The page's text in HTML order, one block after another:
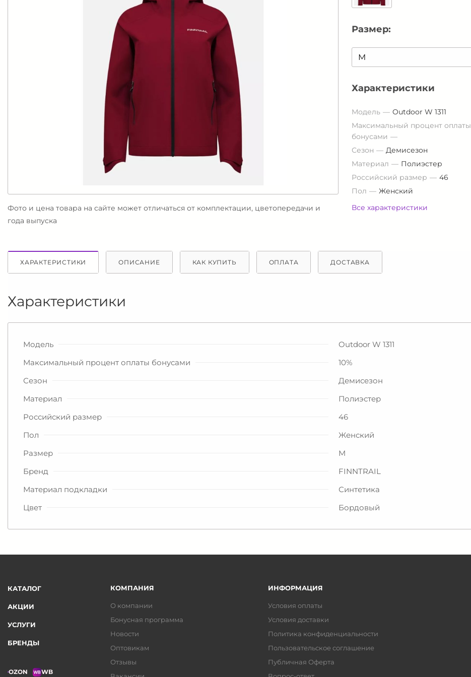
Фото и цена товара на сайте может отличаться от комплектации, цветопередачи и
года выпуска
Размер:
Характеристики
Модель
Outdoor W 1311
Максимальный процент оплаты
бонусами
Сезон
Демисезон
Материал
Полиэстер
Российский размер
46
Пол
Женский
Все характеристики
ХАРАКТЕРИСТИКИ ОПИСАНИЕ КАК КУПИТЬ ОПЛАТА ДОСТАВКА
Характеристики
Модель
Outdoor W 1311
Максимальный процент оплаты бонусами
10%
Сезон
Демисезон
Материал
Полиэстер
Российский размер
46
Пол
Женский
Размер
M
Бренд
FINNTRAIL
Материал подкладки
Синтетика
Цвет
Бордовый
КАТАЛОГ
АКЦИИ
УСЛУГИ
БРЕНДЫ
OZON WB
КОМПАНИЯ
О компании
Бонусная программа
Новости
Оптовикам
Отзывы
ИНФОРМАЦИЯ
Условия оплаты
Условия доставки
Политика конфиденциальности
Пользовательское соглашение
Публичная Оферта